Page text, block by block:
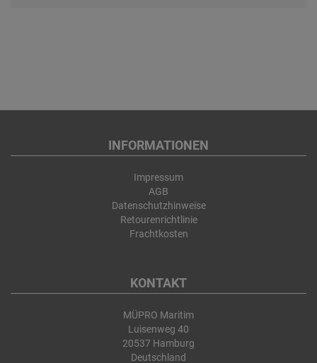
INFORMATIONEN
Impressum
AGB
Datenschutzhinweise
Retourenrichtlinie
Frachtkosten
KONTAKT
MÜPRO Maritim
Luisenweg 40
20537 Hamburg
Deutschland